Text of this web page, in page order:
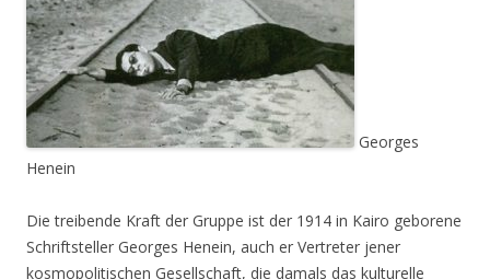
Georges
Henein
Die treibende Kraft der Gruppe ist der 1914 in Kairo geborene
Schriftsteller Georges Henein, auch er Vertreter jener
kosmopolitischen Gesellschaft, die damals das kulturelle